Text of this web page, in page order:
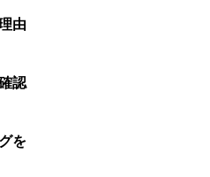
由
認
を